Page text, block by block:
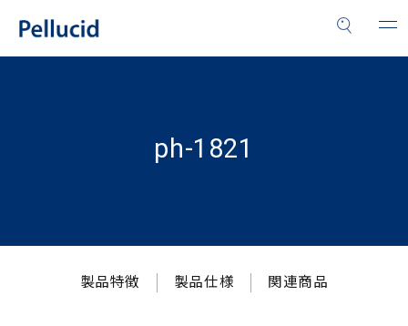
ph-1821
製品特徴 製品仕様 関連商品